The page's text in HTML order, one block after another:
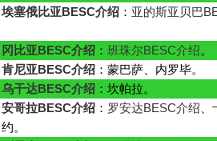
埃塞俄比亚BESC介绍： 亚的斯亚贝巴
冈比亚BESC介绍： 班珠尔BESC介绍。
肯尼亚BESC介绍：蒙巴萨、内罗毕。
乌干达BESC介绍：坎帕拉。
安哥拉BESC介绍： 罗安达BESC介绍
约。